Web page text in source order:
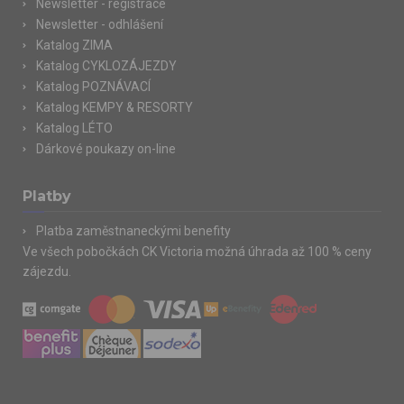
Newsletter - registrace
Newsletter - odhlášení
Katalog ZIMA
Katalog CYKLOZÁJEZDY
Katalog POZNÁVACÍ
Katalog KEMPY & RESORTY
Katalog LÉTO
Dárkové poukazy on-line
Platby
Platba zaměstnaneckými benefity
Ve všech pobočkách CK Victoria možná úhrada až 100 % ceny
zájezdu.